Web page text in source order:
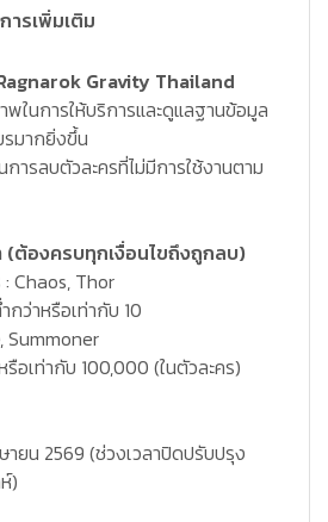
ารเพิ่มเติม
Gravity Thailand
ในการให้บริการและดูแลฐานข้อมูล
รมากยิ่งขึ้น
ารลบตัวละครที่ไม่มีการใช้งานตาม
(ต้องครบทุกเงื่อนไขถึงถูกลบ)
: Chaos, Thor
กว่าหรือเท่ากับ 10
Summoner
อเท่ากับ 100,000 (ในตัวละคร)
ายน 2569 (ช่วงเวลาปิดปรับปรุง
)